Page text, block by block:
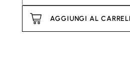
AGGIUNGI AL